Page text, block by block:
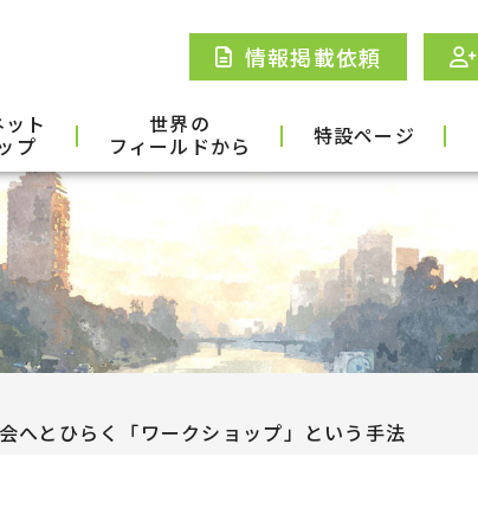
情報掲載依頼
ト
プ
世界の
フィールドから 特設ページ
へとひらく「ワークショップ」という手法